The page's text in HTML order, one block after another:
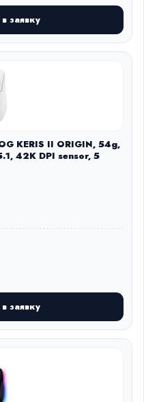
заявку
KERIS II ORIGIN, 54g,
42K DPI sensor, 5
заявку